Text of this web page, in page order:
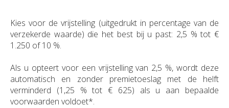
Jouw geld
Polis Check
Duurzaamheid
Uw bezittingen
Uw pensioen
Polis Check
Uw voertuigen
Uw aansprakelijkheid
Uw bezittingen
Bedrijfsleider
Uw personeel
Uw voertuigen
Uw aansprakelijkheid
Uw bezittingen
Over ons
Contact
Newsroom
Jobs
Kies voor de vrijstelling (uitgedrukt in percentage van de
verzekerde waarde) die het best bij u past: 2,5 % tot €
1.250 of 10 %.
Als u opteert voor een vrijstelling van 2,5 %, wordt deze
automatisch en zonder premietoeslag met de helft
verminderd (1,25 % tot € 625) als u aan bepaalde
voorwaarden voldoet*.